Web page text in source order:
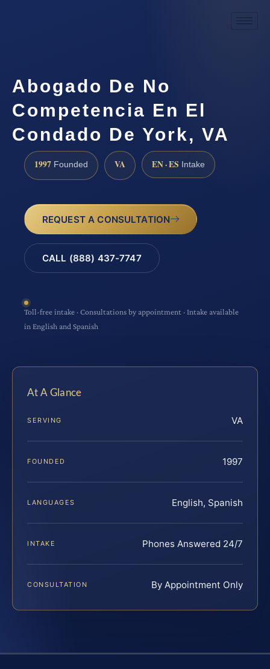
Abogado De No
Competencia En El
Condado De York, VA
1997 Founded VA EN · ES Intake
REQUEST A CONSULTATION
CALL (888) 437-7747
Toll-free intake · Consultations by appointment · Intake available
in English and Spanish
At A Glance
SERVING VA
FOUNDED 1997
LANGUAGES English, Spanish
INTAKE Phones Answered 24/7
CONSULTATION By Appointment Only